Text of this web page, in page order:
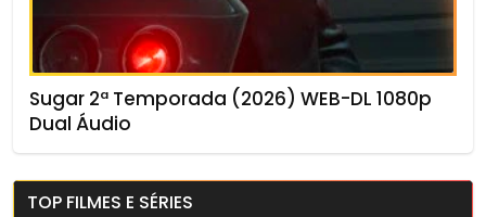
Sugar 2ª Temporada (2026) WEB-DL 1080p
Dual Áudio
TOP FILMES E SÉRIES